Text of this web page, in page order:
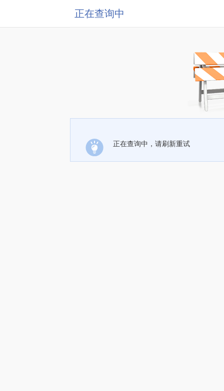
正在查询中
正在查询中，请刷新重试